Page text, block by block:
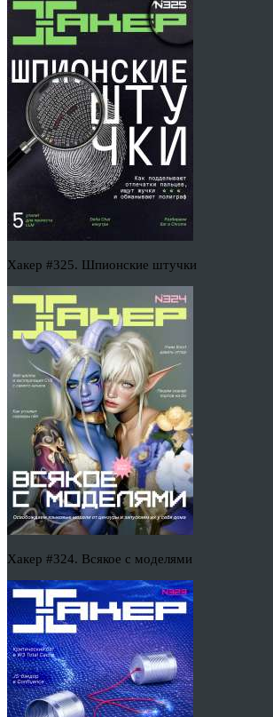
Хакер #325. Шпионские штучки
Хакер #324. Всякое с моделями